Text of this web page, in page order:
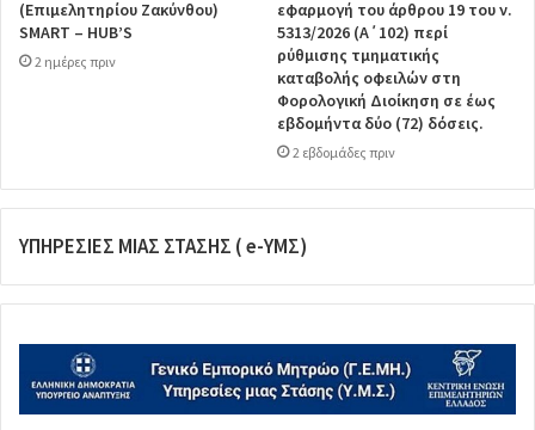
(Επιμελητηρίου Ζακύνθου)
SMART – HUB’S
2 ημέρες πριν
εφαρμογή του άρθρου 19 του ν.
5313/2026 (Α΄102) περί
ρύθμισης τμηματικής
καταβολής οφειλών στη
Φορολογική Διοίκηση σε έως
εβδομήντα δύο (72) δόσεις.
2 εβδομάδες πριν
ΥΠΗΡΕΣΙΕΣ ΜΙΑΣ ΣΤΑΣΗΣ ( e-ΥΜΣ)